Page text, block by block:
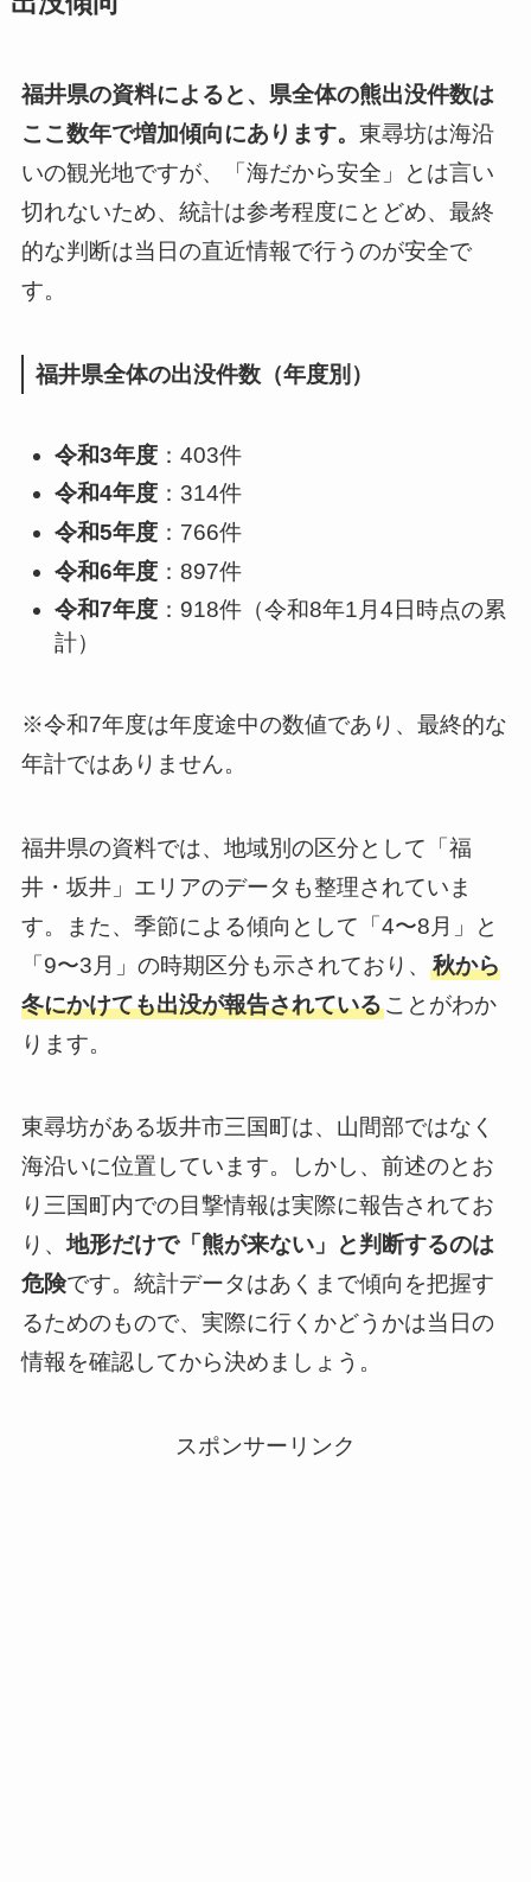
福井県の資料によると、県全体の熊出没件数は
ここ数年で増加傾向にあります。 東尋坊は海沿
いの観光地ですが、「海だから安全」とは言い
切れないため、統計は参考程度にとどめ、最終
的な判断は当日の直近情報で行うのが安全で
す。
福井県全体の出没件数（年度別）
令和3年度 ：403件
令和4年度 ：314件
令和5年度 ：766件
令和6年度 ：897件
令和7年度 ：918件（令和8年1月4日時点の累
計）
※令和7年度は年度途中の数値であり、最終的な
年計ではありません。
福井県の資料では、地域別の区分として「福
井・坂井」エリアのデータも整理されていま
す。また、季節による傾向として「4〜8月」と
「9〜3月」の時期区分も示されており、 秋から
冬にかけても出没が報告されていることがわか
ります。
東尋坊がある坂井市三国町は、山間部ではなく
海沿いに位置しています。しかし、前述のとお
り三国町内での目撃情報は実際に報告されてお
り、地形だけで「熊が来ない」と判断するのは
危険です。統計データはあくまで傾向を把握す
るためのもので、実際に行くかどうかは当日の
情報を確認してから決めましょう。
スポンサーリンク